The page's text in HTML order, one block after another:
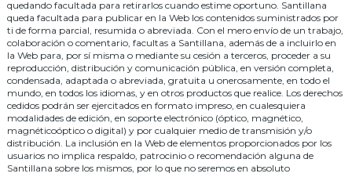
quedando facultada para retirarlos cuando estime oportuno. Santillana
queda facultada para publicar en la Web los contenidos suministrados por
ti de forma parcial, resumida o abreviada. Con el mero envío de un trabajo,
colaboración o comentario, facultas a Santillana, además de a incluirlo en
la Web para, por sí misma o mediante su cesión a terceros, proceder a su
reproducción, distribución y comunicación pública, en versión completa,
condensada, adaptada o abreviada, gratuita u onerosamente, en todo el
mundo, en todos los idiomas, y en otros productos que realice. Los derechos
cedidos podrán ser ejercitados en formato impreso, en cualesquiera
modalidades de edición, en soporte electrónico (óptico, magnético,
magnéticoóptico o digital) y por cualquier medio de transmisión y/o
distribución. La inclusión en la Web de elementos proporcionados por los
usuarios no implica respaldo, patrocinio o recomendación alguna de
Santillana sobre los mismos, por lo que no seremos en absoluto